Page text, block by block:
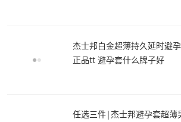
杰士邦白金超薄持久延时避
正品tt 避孕套什么牌子好
任选三件|杰士邦避孕套超薄